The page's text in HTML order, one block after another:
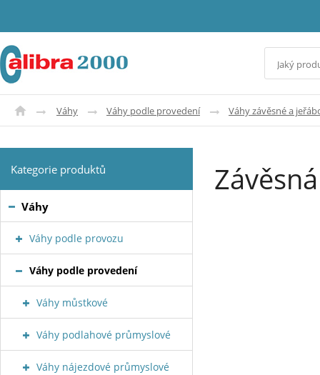
Váhy Váhy podle provedení Váhy závěsné a
Kategorie produktů
Váhy
Váhy podle provozu
Váhy podle provedení
Váhy můstkové
Váhy podlahové průmyslové
Váhy nájezdové průmyslové